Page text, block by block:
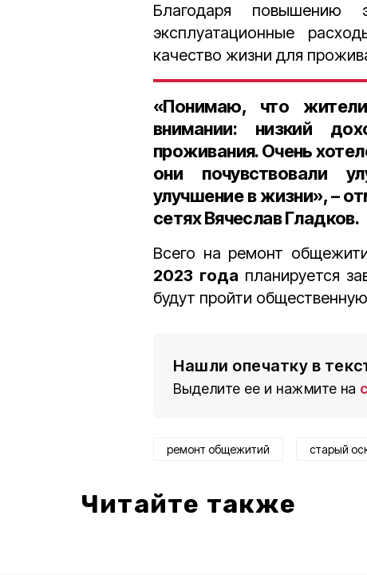
Благодаря повышению
эксплуатационные
качество жизни для
«Понимаю, что
внимании: низкий
проживания. Очень
они почувствовали
улучшение в жизни», –
сетях Вячеслав Гладков.
Всего на ремонт
2023 года планируется
будут пройти
Нашли опечатку в
Выделите ее и нажмите на
ремонт общежитий старый
Читайте также